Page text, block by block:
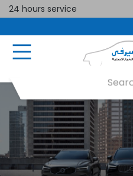
24 hours service